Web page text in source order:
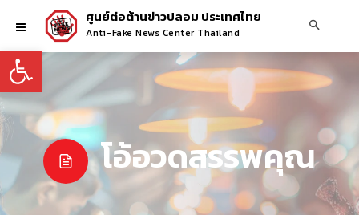
Open toolbar
ศูนย์ต่อต้านข่าวปลอม ประเทศไทย
Anti-Fake News Center Thailand
โอ้อวดสรรพคุณ